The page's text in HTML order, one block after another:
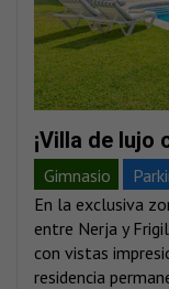
¡Villa de lujo
Gimnasio
Vistas montañas
En la exclusiva
entre Nerja y
con vistas
residencia